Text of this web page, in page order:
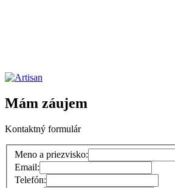
Mám záujem
Kontaktný formulár
Meno a priezvisko:
Email:
Telefón: